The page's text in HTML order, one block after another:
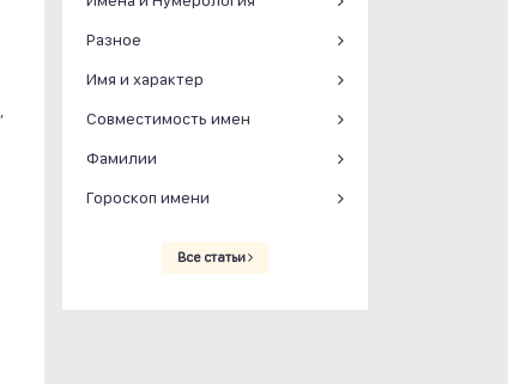
Разное
Имя и характер
Совместимость имен
Фамилии
Гороскоп имени
Все статьи